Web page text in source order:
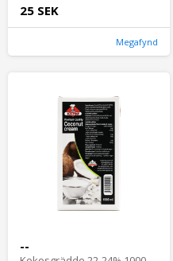
25 SEK
Megafynd
--